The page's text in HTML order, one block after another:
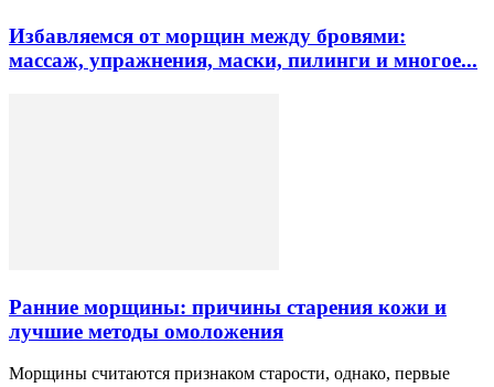
Избавляемся от морщин между бровями:
массаж, упражнения, маски, пилинги и многое...
Ранние морщины: причины старения кожи и
лучшие методы омоложения
Морщины считаются признаком старости, однако, первые